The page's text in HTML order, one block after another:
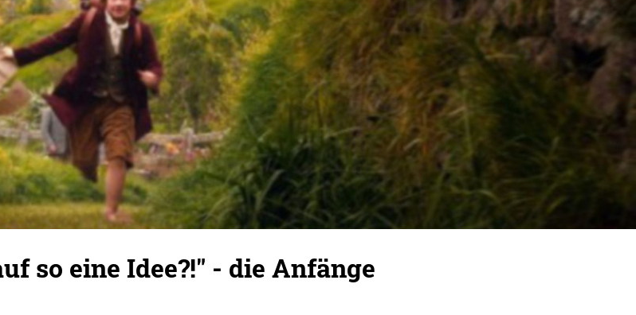
so eine Idee?!" - die Anfänge